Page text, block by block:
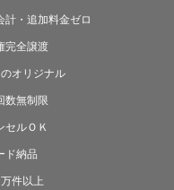
計・追加料金ゼロ
完全譲渡
オリジナル
数無制限
セルＯＫ
ド納品
件以上